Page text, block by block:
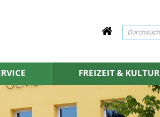
FREIZEIT & KULTUR